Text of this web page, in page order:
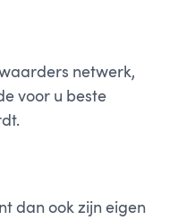
netwerk,
voor u beste
dan ook zijn eigen